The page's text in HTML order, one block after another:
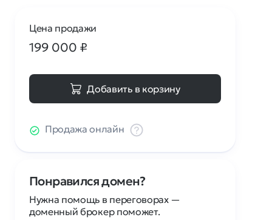
Цена продажи
199 000 ₽
Добавить в корзину
Продажа онлайн
Понравился домен?
Нужна помощь в переговорах —
доменный брокер поможет.